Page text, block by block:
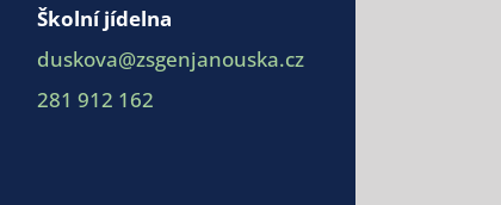
Školní jídelna
duskova@zsgenjanouska.cz
281 912 162